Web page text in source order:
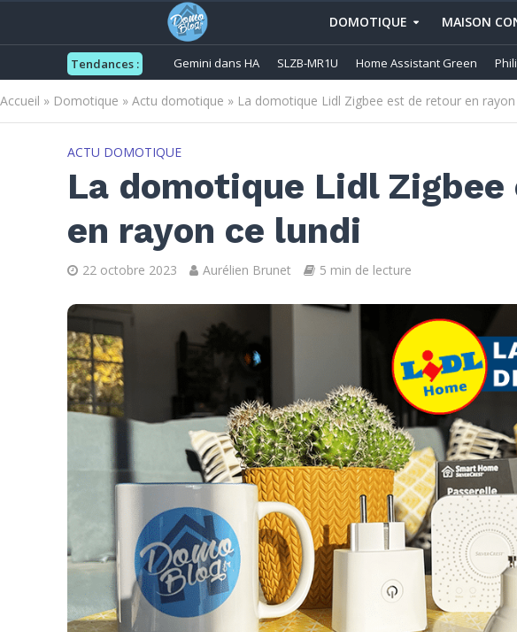
DOMOTIQUE MAISON
Tendances : Gemini dans HA SLZB-MR1U Home Assistant Green
Accueil » Domotique » Actu domotique » La domotique Lidl Zigbee est de retour en rayon
ACTU DOMOTIQUE
La domotique Lidl
en rayon ce lundi
22 octobre 2023 Aurélien Brunet 5 min de lecture